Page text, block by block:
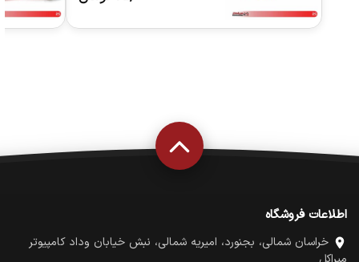
اطلاعات فروشگاه
خراسان شمالی، بجنورد، امیریه شمالی، نبش خیابان وداد کامپیوتر